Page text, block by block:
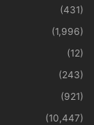
(431)
(1,996)
(12)
(243)
(921)
(10,447)